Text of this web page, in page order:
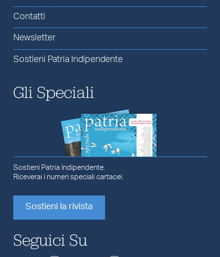
Contatti
Newsletter
Sostieni Patria Indipendente
Gli Speciali
Sostieni Patria Indipendente.
Riceverai i numeri speciali cartacei.
Sostieni la rivista
Seguici Su